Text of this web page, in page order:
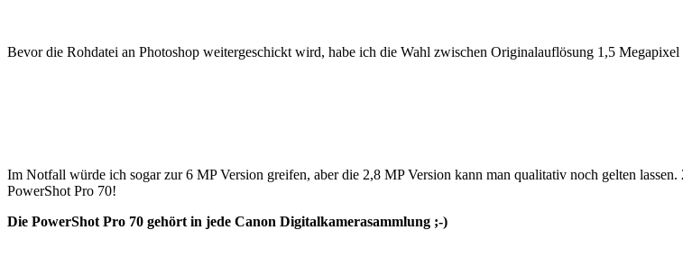
Bevor die Rohdatei an Photoshop weitergeschickt wird, habe ich die Wahl zwischen Originalauflösung 1,5
Im Notfall würde ich sogar zur 6 MP Version greifen, aber die 2,8 MP Version kann man qualitativ noch gelten
PowerShot Pro 70!
Die PowerShot Pro 70 gehört in jede Canon Digitalkamerasammlung ;-)